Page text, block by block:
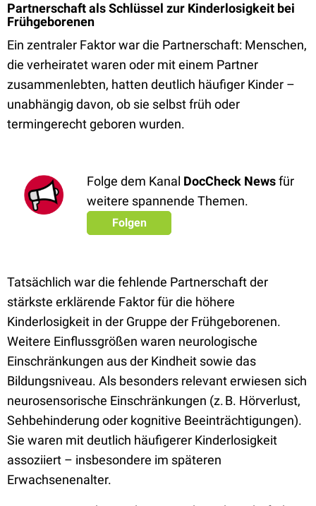
Partnerschaft als Schlüssel zur Kinderlosigkeit bei
Frühgeborenen
Ein zentraler Faktor war die Partnerschaft: Menschen,
die verheiratet waren oder mit einem Partner
zusammenlebten, hatten deutlich häufiger Kinder –
unabhängig davon, ob sie selbst früh oder
termingerecht geboren wurden.
Folge dem Kanal DocCheck Newsfür
weitere spannende Themen.
Folgen
Tatsächlich war die fehlende Partnerschaft der
stärkste erklärende Faktor für die höhere
Kinderlosigkeit in der Gruppe der Frühgeborenen.
Weitere Einflussgrößen waren neurologische
Einschränkungen aus der Kindheit sowie das
Bildungsniveau. Als besonders relevant erwiesen sich
neurosensorische Einschränkungen (z. B. Hörverlust,
Sehbehinderung oder kognitive Beeinträchtigungen).
Sie waren mit deutlich häufigerer Kinderlosigkeit
assoziiert – insbesondere im späteren
Erwachsenenalter.